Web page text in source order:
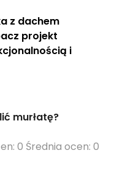
z dachem
projekt
i
murłatę?
0 Średnia ocen: 0